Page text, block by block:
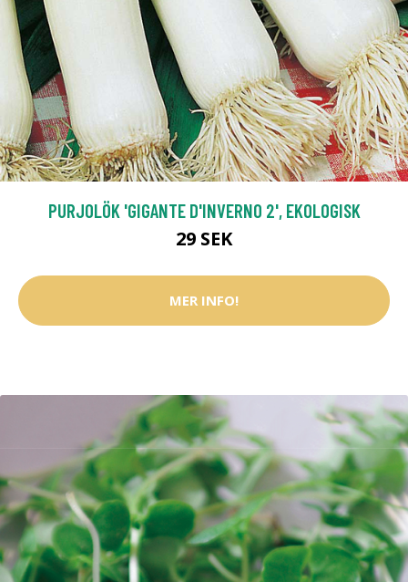
PURJOLÖK 'GIGANTE D'INVERNO 2', EKOLOGISK
29 SEK
MER INFO!